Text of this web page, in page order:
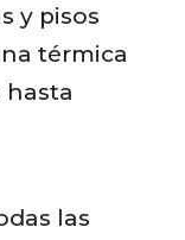
y pisos
térmica
hasta
las